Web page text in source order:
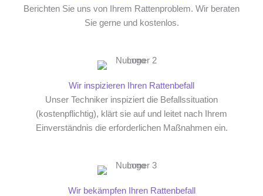
Berichten Sie uns von Ihrem Rattenproblem. Wir beraten
Sie gerne und kostenlos.
Wir inspizieren Ihren Rattenbefall
Unser Techniker inspiziert die Befallssituation
(kostenpflichtig), klärt sie auf und leitet nach Ihrem
Einverständnis die erforderlichen Maßnahmen ein.
Wir bekämpfen Ihren Rattenbefall